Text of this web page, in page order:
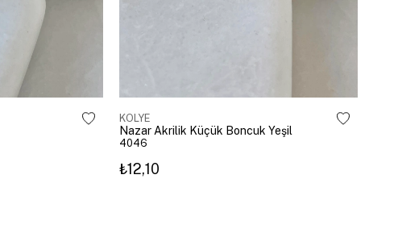
KOLYE
Nazar Akrilik Küçük Boncuk Yeşil
4046
₺12,10